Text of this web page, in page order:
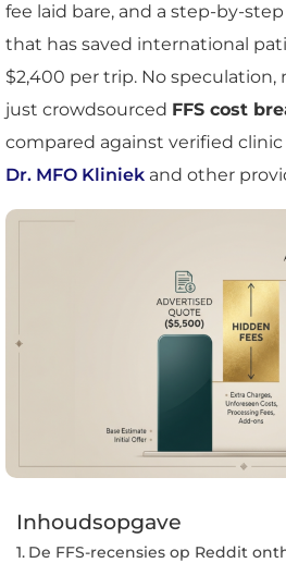
fee laid bare, and a step-by-
that has saved international
$2,400 per trip. No
just crowdsourced FFS cost
compared against verified
Dr. MFO Kliniek and other
Inhoudsopgave
De FFS-recensies op Reddit